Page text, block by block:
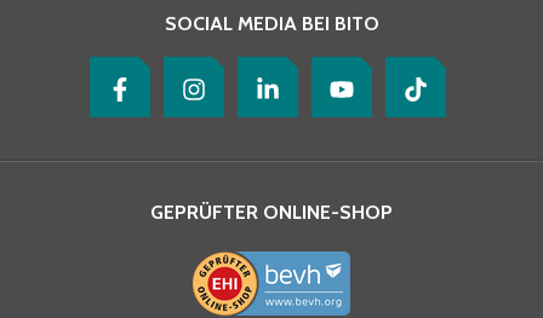
SOCIAL MEDIA BEI BITO
GEPRÜFTER ONLINE-SHOP